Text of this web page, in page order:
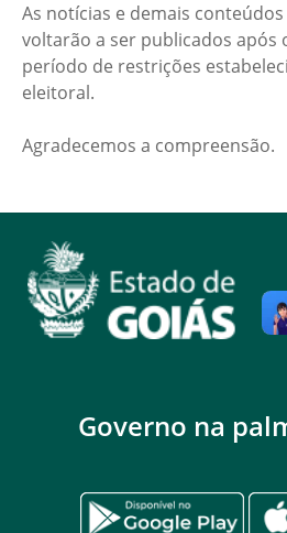
As notícias e demais
voltarão a ser publicados após
período de restrições
eleitoral.
Agradecemos a compreensão.
Governo na